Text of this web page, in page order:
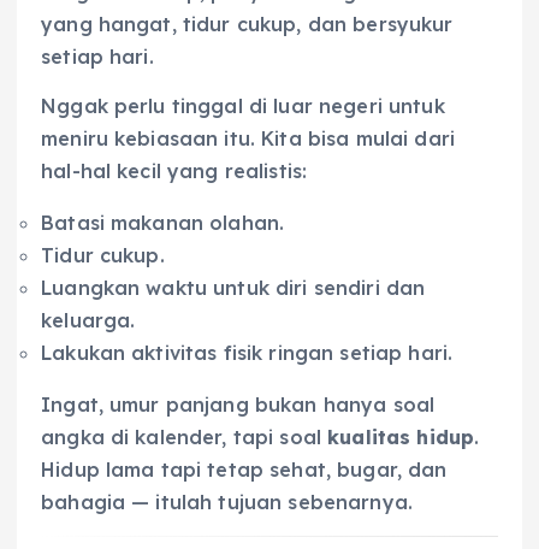
yang hangat, tidur cukup, dan bersyukur
setiap hari.
Nggak perlu tinggal di luar negeri untuk
meniru kebiasaan itu. Kita bisa mulai dari
hal-hal kecil yang realistis:
Batasi makanan olahan.
Tidur cukup.
Luangkan waktu untuk diri sendiri dan
keluarga.
Lakukan aktivitas fisik ringan setiap hari.
Ingat, umur panjang bukan hanya soal
angka di kalender, tapi soal kualitas hidup.
Hidup lama tapi tetap sehat, bugar, dan
bahagia — itulah tujuan sebenarnya.